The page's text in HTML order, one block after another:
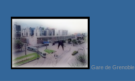
Gare de Grenoble